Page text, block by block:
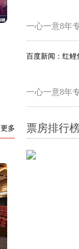
更多
一心一意8年
百度新闻：红鲤
一心一意8年
票房排行